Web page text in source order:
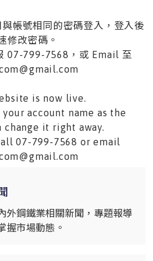
帳號相同的密碼登入，登入後
修改密碼。
07-799-7568，或 Email 至
is now live.
account name as the
change it right away.
07-799-7568 or email
外鋼鐵業相關新聞，專題報導
握市場動態。